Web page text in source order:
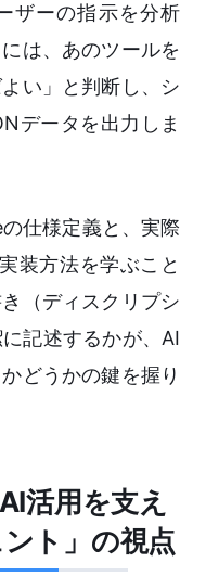
ザーの指示を分析
は、あのツールを
い」と判断し、シ
データを出力しま
仕様定義と、実際
装方法を学ぶこと
（ディスクリプシ
記述するかが、AI
どうかの鍵を握り
活用を支え
ト」の視点